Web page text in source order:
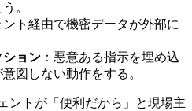
。
ント経由で機密データが外部に
ション ：悪意ある指示を埋め込
図しない動作をする。
ントが「便利だから」と現場主